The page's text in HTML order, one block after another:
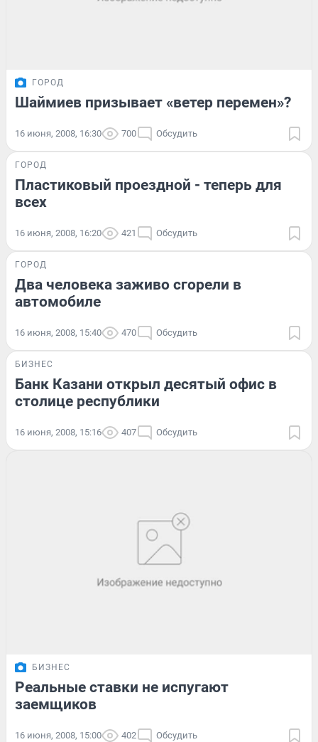
ГОРОД
Шаймиев призывает «ветер перемен»?
16 июня, 2008, 16:30 700 Обсудить
ГОРОД
Пластиковый проездной - теперь для
всех
16 июня, 2008, 16:20 421 Обсудить
ГОРОД
Два человека заживо сгорели в
автомобиле
16 июня, 2008, 15:40 470 Обсудить
БИЗНЕС
Банк Казани открыл десятый офис в
столице республики
16 июня, 2008, 15:16 407 Обсудить
БИЗНЕС
Реальные ставки не испугают
заемщиков
16 июня, 2008, 15:00 402 Обсудить